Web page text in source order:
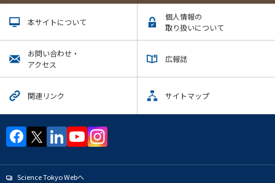
本サイトについて
個人情報の
取り扱いについて
お問い合わせ・
アクセス
広報誌
関連リンク サイトマップ
Science Tokyo Webヘ